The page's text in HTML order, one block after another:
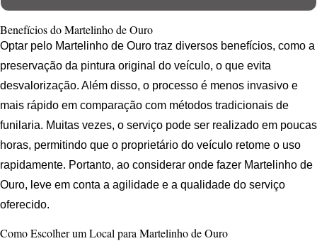
Benefícios do Martelinho de Ouro
Optar pelo Martelinho de Ouro traz diversos benefícios, como a
preservação da pintura original do veículo, o que evita
desvalorização. Além disso, o processo é menos invasivo e
mais rápido em comparação com métodos tradicionais de
funilaria. Muitas vezes, o serviço pode ser realizado em poucas
horas, permitindo que o proprietário do veículo retome o uso
rapidamente. Portanto, ao considerar onde fazer Martelinho de
Ouro, leve em conta a agilidade e a qualidade do serviço
oferecido.
Como Escolher um Local para Martelinho de Ouro